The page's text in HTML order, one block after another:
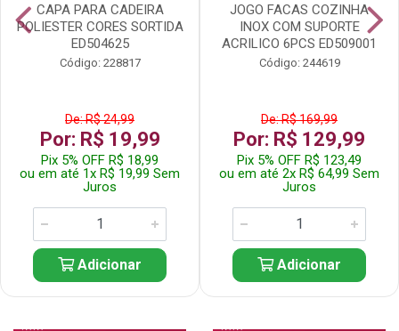
CAPA PARA CADEIRA
POLIESTER CORES SORTIDA
ED504625
Código: 228817
De: R$ 24,99
Por: R$ 19,99
Pix 5% OFF R$ 18,99
ou em até 1x R$ 19,99 Sem
Juros
Adicionar
JOGO FACAS COZINHA
INOX COM SUPORTE
ACRILICO 6PCS ED509001
Código: 244619
De: R$ 169,99
Por: R$ 129,99
Pix 5% OFF R$ 123,49
ou em até 2x R$ 64,99 Sem
Juros
Adicionar